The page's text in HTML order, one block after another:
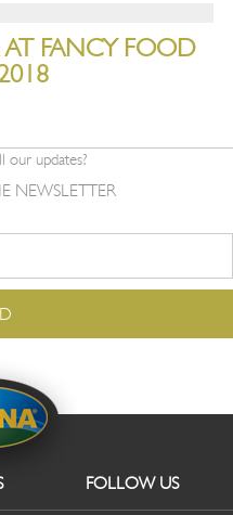
FANCY FOOD
updates?
NEWSLETTER
FOLLOW US